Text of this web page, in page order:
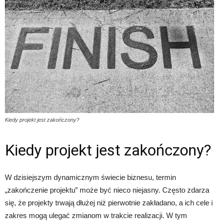
Kiedy projekt jest zakończony?
Kiedy projekt jest zakończony?
W dzisiejszym dynamicznym świecie biznesu, termin
„zakończenie projektu” może być nieco niejasny. Często zdarza
się, że projekty trwają dłużej niż pierwotnie zakładano, a ich cele i
zakres mogą ulegać zmianom w trakcie realizacji. W tym